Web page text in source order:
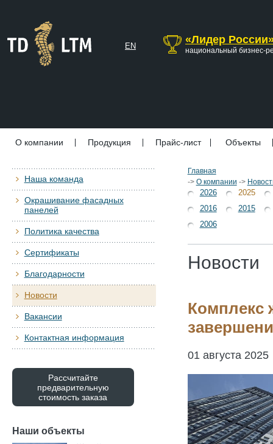
EN
«Лидер
национальный бизнес-
О компании Продукция Прайс-лист Объекты
Главная
-> О компании ->
2026
2025
2016
2015
2006
Новости
Комплекс
01 августа 2025
Наша команда
Окрашивание фасадных
панелей
Политика качества
Сертификаты
Благодарности
Новости
Вакансии
Контактная информация
Рассчитайте
предварительную
стоимость заказа
Наши объекты